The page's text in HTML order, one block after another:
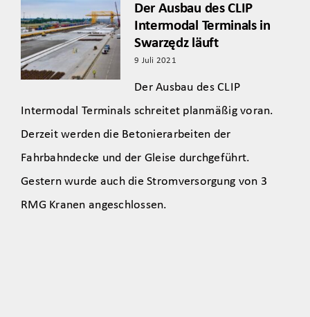
Der Ausbau des CLIP
Intermodal Terminals in
Swarzędz läuft
9 Juli 2021
Der Ausbau des CLIP
Intermodal Terminals schreitet planmäßig voran.
Derzeit werden die Betonierarbeiten der
Fahrbahndecke und der Gleise durchgeführt.
Gestern wurde auch die Stromversorgung von 3
RMG Kranen angeschlossen.